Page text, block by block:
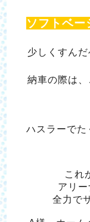
ソフトベ
少しくすん
納車の際は
ハスラーでた
これ
アリ
全力で